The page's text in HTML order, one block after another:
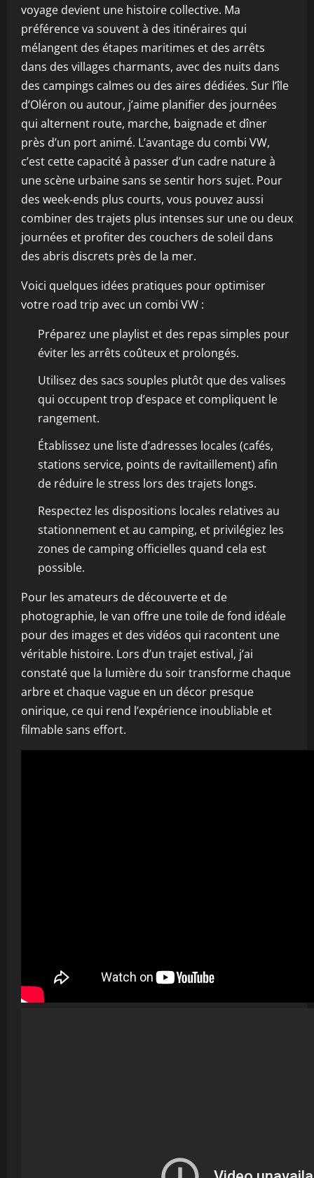
voyage devient une histoire collective. Ma
préférence va souvent à des itinéraires qui
mélangent des étapes maritimes et des arrêts
dans des villages charmants, avec des nuits dans
des campings calmes ou des aires dédiées. Sur l’île
d’Oléron ou autour, j’aime planifier des journées
qui alternent route, marche, baignade et dîner
près d’un port animé. L’avantage du combi VW,
c’est cette capacité à passer d’un cadre nature à
une scène urbaine sans se sentir hors sujet. Pour
des week‑ends plus courts, vous pouvez aussi
combiner des trajets plus intenses sur une ou deux
journées et profiter des couchers de soleil dans
des abris discrets près de la mer.
Voici quelques idées pratiques pour optimiser
votre road trip avec un combi VW :
Préparez une playlist et des repas simples pour
éviter les arrêts coûteux et prolongés.
Utilisez des sacs souples plutôt que des valises
qui occupent trop d’espace et compliquent le
rangement.
Établissez une liste d’adresses locales (cafés,
stations service, points de ravitaillement) afin
de réduire le stress lors des trajets longs.
Respectez les dispositions locales relatives au
stationnement et au camping, et privilégiez les
zones de camping officielles quand cela est
possible.
Pour les amateurs de découverte et de
photographie, le van offre une toile de fond idéale
pour des images et des vidéos qui racontent une
véritable histoire. Lors d’un trajet estival, j’ai
constaté que la lumière du soir transforme chaque
arbre et chaque vague en un décor presque
onirique, ce qui rend l’expérience inoubliable et
filmable sans effort.